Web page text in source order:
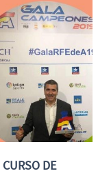
CURSO DE